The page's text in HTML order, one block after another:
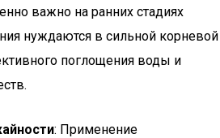
важно на ранних стадиях
нуждаются в сильной корневой
поглощения воды и
: Применение